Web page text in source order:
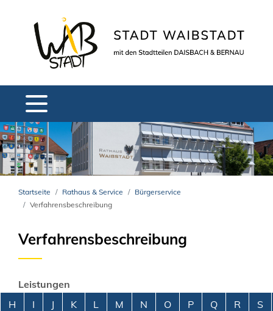
Startseite Rathaus & Service
Bürgerservice
Verfahrensbeschreibung
Verfahrensbeschreibung
Leistungen
Alphabetisches Register überspringen
H I J K L M N O P Q R S